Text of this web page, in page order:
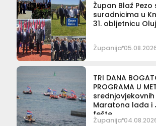
Župan Blaž Pezo
suradnicima u
31. obljetnicu
Županija
TRI DANA
PROGRAMA U
Maratona lađa i
fešte
Županija